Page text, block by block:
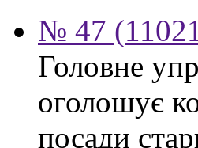
№ 47
Головне
оголошує
посади